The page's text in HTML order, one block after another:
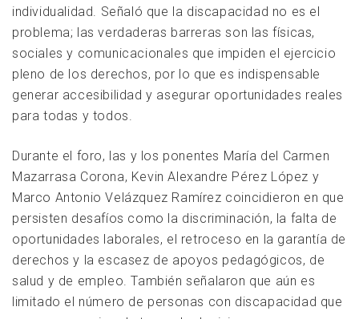
individualidad. Señaló que la discapacidad no es el
problema; las verdaderas barreras son las físicas,
sociales y comunicacionales que impiden el ejercicio
pleno de los derechos, por lo que es indispensable
generar accesibilidad y asegurar oportunidades reales
para todas y todos.
Durante el foro, las y los ponentes María del Carmen
Mazarrasa Corona, Kevin Alexandre Pérez López y
Marco Antonio Velázquez Ramírez coincidieron en que
persisten desafíos como la discriminación, la falta de
oportunidades laborales, el retroceso en la garantía de
derechos y la escasez de apoyos pedagógicos, de
salud y de empleo. También señalaron que aún es
limitado el número de personas con discapacidad que